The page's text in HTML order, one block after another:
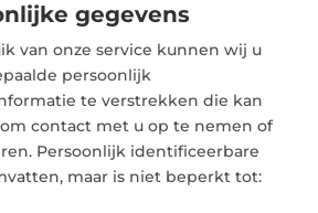
gegevens
van onze service kunnen wij u
persoonlijk
te verstrekken die kan
contact met u op te nemen of
Persoonlijk identificeerbare
maar is niet beperkt tot: